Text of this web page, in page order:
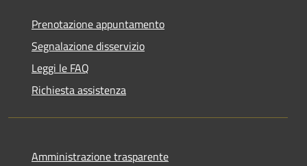
Prenotazione appuntamento
Segnalazione disservizio
Leggi le FAQ
Richiesta assistenza
Amministrazione trasparente